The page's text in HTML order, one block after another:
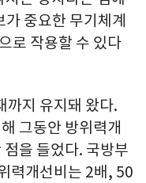
중요한 무기체계
로 작용할 수 있다
까지 유지돼 왔다.
그동안 방위력개
을 들었다. 국방부
력개선비는 2배, 50